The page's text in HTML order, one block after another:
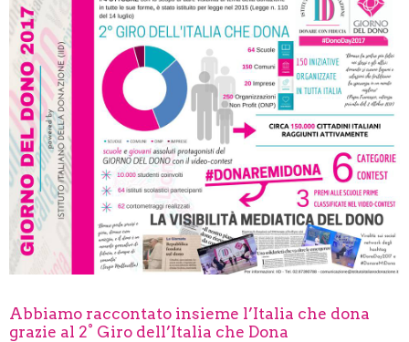
Abbiamo raccontato insieme l’Italia che dona
grazie al 2° Giro dell’Italia che Dona